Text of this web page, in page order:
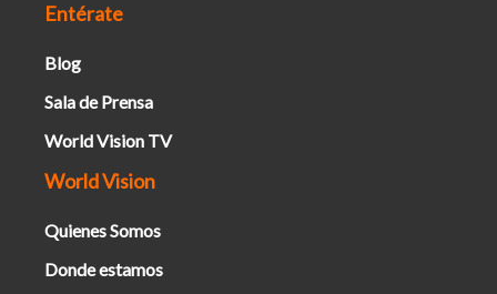
Entérate
Blog
Sala de Prensa
World Vision TV
World Vision
Quienes Somos
Donde estamos